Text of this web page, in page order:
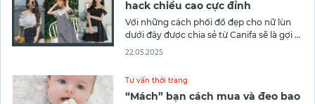
hack chiều cao cực đỉnh
Với những cách phối đồ đẹp cho nữ lùn
dưới đây được chia sẻ từ Canifa sẽ là gợi ý
tuyệt hảo để bạn hack chiều cao cực đỉnh
22.05.2025
Tư vấn thời trang
“Mách” bạn cách mua và đeo bao